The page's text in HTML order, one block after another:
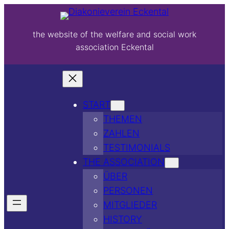
the website of the welfare and social work
association Eckental
START
THEMEN
ZAHLEN
TESTIMONIALS
THE ASSOCIATION
ÜBER
PERSONEN
MITGLIEDER
HISTORY